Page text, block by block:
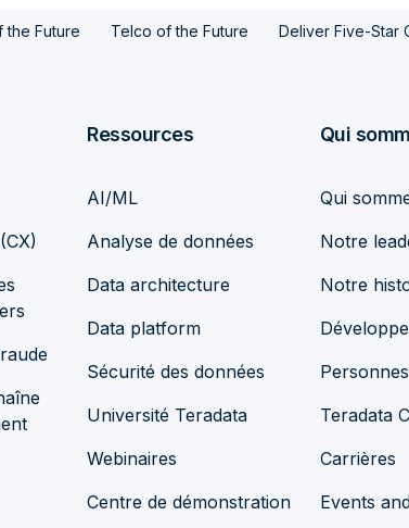
the Future Telco of the Future Deliver Five-Star
Ressources
AI/ML
Analyse de données
Data architecture
Data platform
Sécurité des données
Université Teradata
Webinaires
Centre de démonstration
Qui
Qui
Notre
Notre
Teradata
Carrières
Events